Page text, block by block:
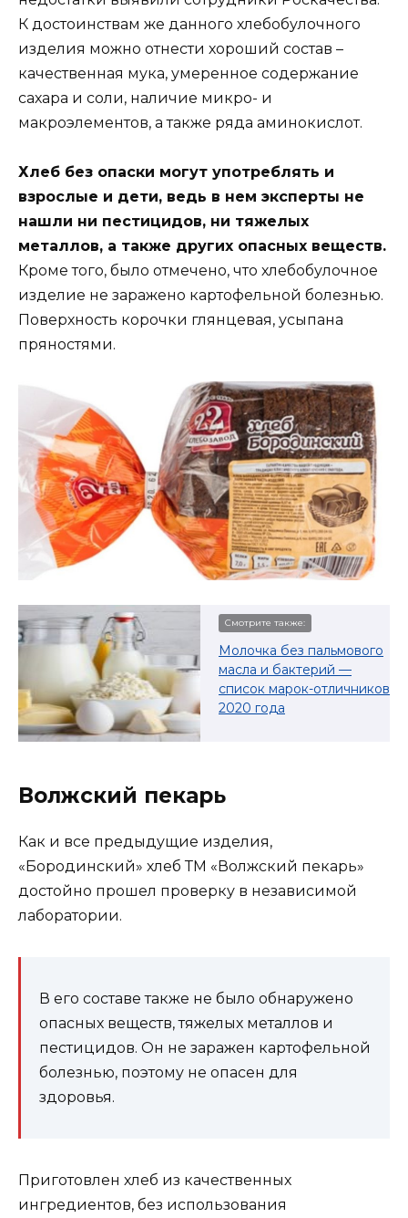
К достоинствам же данного хлебобулочного
изделия можно отнести хороший состав –
качественная мука, умеренное содержание
сахара и соли, наличие микро- и
макроэлементов, а также ряда аминокислот.
Хлеб без опаски могут употреблять и
взрослые и дети, ведь в нем эксперты не
нашли ни пестицидов, ни тяжелых
металлов, а также других опасных веществ.
Кроме того, было отмечено, что хлебобулочное
изделие не заражено картофельной болезнью.
Поверхность корочки глянцевая, усыпана
пряностями.
Смотрите также:
Молочка без пальмового
масла и бактерий —
список марок-отличников
2020 года
Волжский пекарь
Как и все предыдущие изделия,
«Бородинский» хлеб ТМ «Волжский пекарь»
достойно прошел проверку в независимой
лаборатории.
В его составе также не было обнаружено
опасных веществ, тяжелых металлов и
пестицидов. Он не заражен картофельной
болезнью, поэтому не опасен для
здоровья.
Приготовлен хлеб из качественных
ингредиентов, без использования